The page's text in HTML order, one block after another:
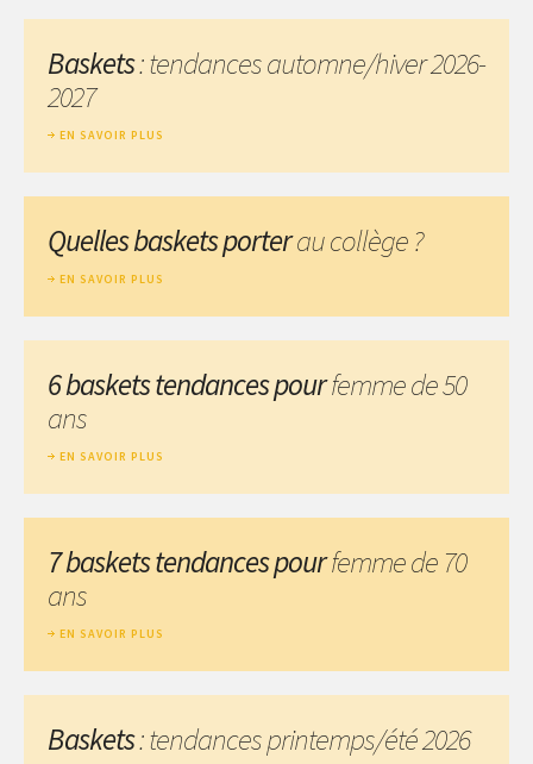
Baskets: tendances automne/hiver 2026-
2027
EN SAVOIR PLUS
Quelles baskets porterau collège ?
EN SAVOIR PLUS
6 baskets tendances pourfemme de 50
ans
EN SAVOIR PLUS
7 baskets tendances pourfemme de 70
ans
EN SAVOIR PLUS
Baskets: tendances printemps/été 2026